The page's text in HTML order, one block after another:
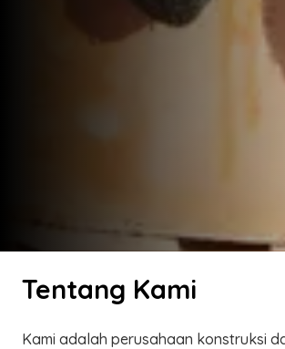
Tentang Kami
Kami adalah perusahaan konstruksi